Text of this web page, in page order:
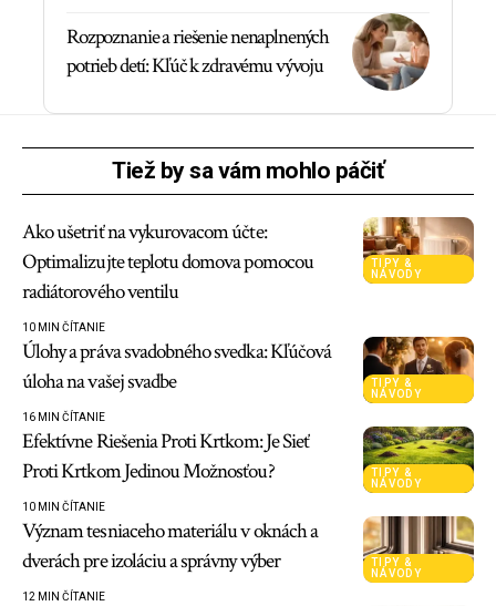
Rozpoznanie a riešenie nenaplnených
potrieb detí: Kľúč k zdravému vývoju
Tiež by sa vám mohlo páčiť
TIPY &
NÁVODY
Ako ušetriť na vykurovacom účte:
Optimalizujte teplotu domova pomocou
radiátorového ventilu
10 MIN ČÍTANIE
TIPY &
NÁVODY
Úlohy a práva svadobného svedka: Kľúčová
úloha na vašej svadbe
16 MIN ČÍTANIE
TIPY &
NÁVODY
Efektívne Riešenia Proti Krtkom: Je Sieť
Proti Krtkom Jedinou Možnosťou?
10 MIN ČÍTANIE
TIPY &
NÁVODY
Význam tesniaceho materiálu v oknách a
dverách pre izoláciu a správny výber
12 MIN ČÍTANIE